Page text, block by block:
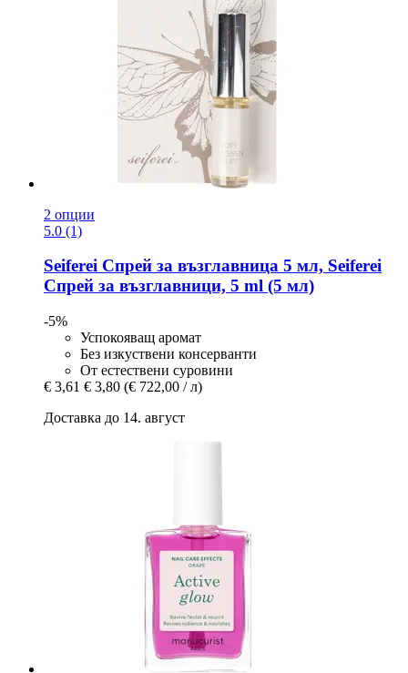
2 опции
5.0 (1)
Seiferei Спрей за възглавница 5 мл, Seiferei
Спрей за възглавници, 5 ml (5 мл)
-5%
Успокояващ аромат
Без изкуствени консерванти
От естествени суровини
€ 3,61 € 3,80 (€ 722,00 / л)
Доставка до 14. август